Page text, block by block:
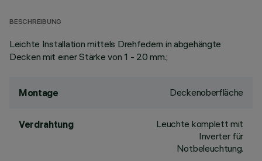
BESCHREIBUNG
Leichte Installation mittels Drehfedern in abgehängte
Decken mit einer Stärke von 1 - 20 mm.;
Montage Deckenoberfläche
Verdrahtung
Leuchte komplett mit
Inverter für
Notbeleuchtung.